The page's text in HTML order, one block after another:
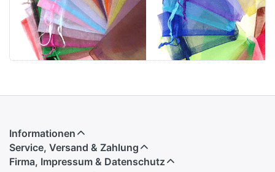
Informationen
Service, Versand & Zahlung
Firma, Impressum & Datenschutz